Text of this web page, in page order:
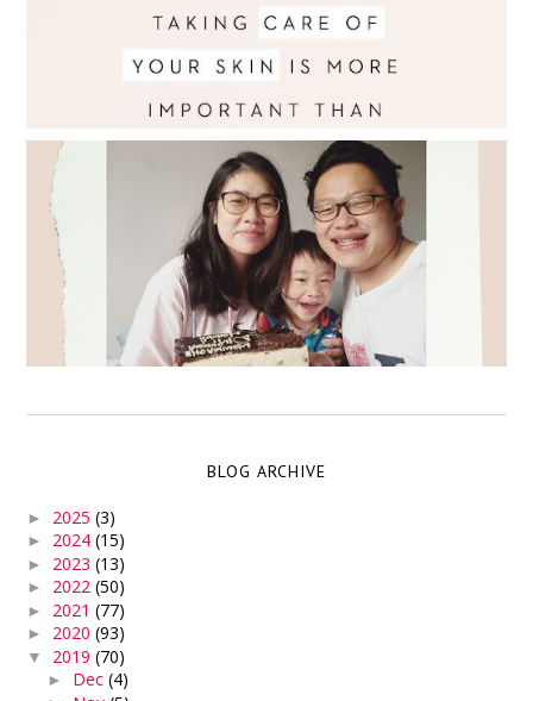
BLOG ARCHIVE
► 2025(3)
► 2024(15)
► 2023(13)
► 2022(50)
► 2021(77)
► 2020(93)
▼ 2019(70)
► Dec(4)